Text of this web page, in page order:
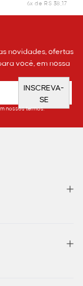
6x de R$ 38,17
novidades, ofertas
você, em nossa
INSCREVA-
SE
nossos termos.